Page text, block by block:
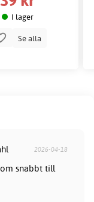
I lager
Se alla
2026-04-18
snabbt till